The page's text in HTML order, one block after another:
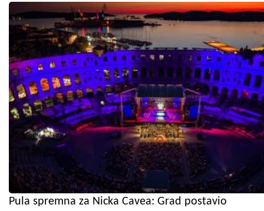
Pula spremna za Nicka Cavea: Grad postavio